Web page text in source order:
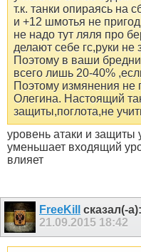
т.к. танки опираясь на
и +12 шмотья не
не надо тут ляля про
делают себе гс,руки не
Поэтому в ваши бредни
всего лишь 20-40%
Поэтому измянения не
Олегина. Настоящий
защиты,поглота,не
уровень атаки и защиты
уменьшает входящий
влияет
FreeKill
сказал(-а):
21.09.2015 18:42